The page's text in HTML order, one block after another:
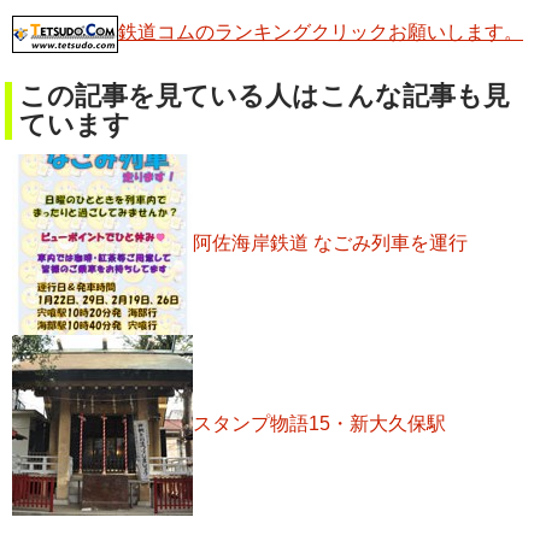
鉄道コムのランキングクリックお願いします。
この記事を見ている人はこんな記事も見
ています
阿佐海岸鉄道 なごみ列車を運行
スタンプ物語15・新大久保駅